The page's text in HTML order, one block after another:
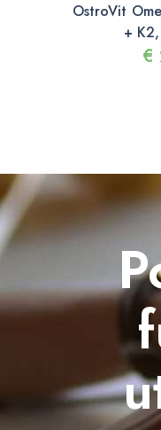
OstroVit
+
€